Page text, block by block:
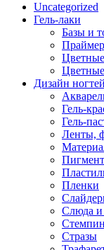
Uncategorized
Гель-лаки
Базы и
Дизайн ногтей
Гель-
Гель-
Ленты,
Пленки
Слюда и
Стразы